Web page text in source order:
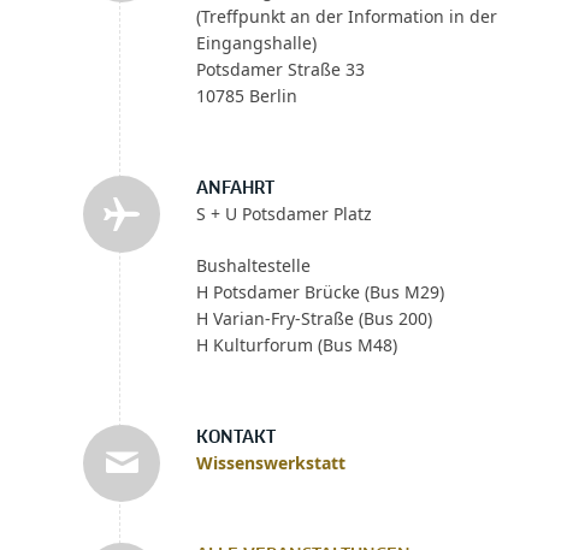
(Treffpunkt an der Information in der
Eingangshalle)
Potsdamer Straße 33
10785 Berlin
ANFAHRT
S + U Potsdamer Platz
Bushaltestelle
H Potsdamer Brücke (Bus M29)
H Varian-Fry-Straße (Bus 200)
H Kulturforum (Bus M48)
KONTAKT
Wissenswerkstatt